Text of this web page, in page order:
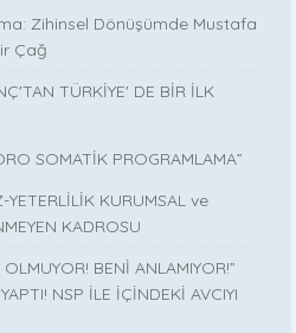
Zihinsel Dönüşümde Mustafa
Çağ
TÜRKİYE' DE BİR İLK
SOMATİK PROGRAMLAMA”
YETERLİLİK KURUMSAL ve
KADROSU
BENİ ANLAMIYOR!”
NSP İLE İÇİNDEKİ AVCIYI